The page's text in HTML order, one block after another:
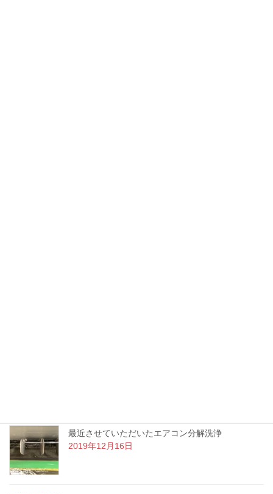
最近させていただいたエアコン分解洗浄
2019年12月16日